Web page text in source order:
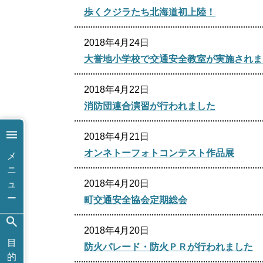
歩くクジラたち北海道初上陸！
2018年4月24日
大誉地小学校で交通安全教室が実施され
2018年4月22日
消防団連合演習が行われました
2018年4月21日
オンネトーフォトコンテスト作品展
2018年4月20日
町交通安全協会定期総会
2018年4月20日
防火パレード・防火ＰＲが行われました
メ
ニ
ュ
ー
目
的